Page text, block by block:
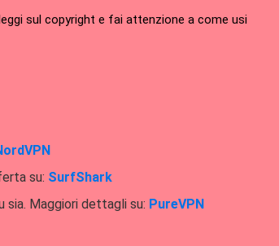
sul copyright e fai attenzione a come usi
su: SurfShark
Maggiori dettagli su: PureVPN